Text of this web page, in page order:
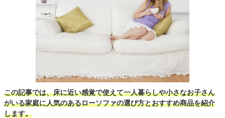
この記事では、床に近い感覚で使えて一人暮らしや小さなお子さん
がいる家庭に人気のあるローソファの選び方とおすすめ商品を紹介
します。